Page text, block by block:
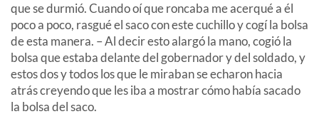
que se durmió. Cuando oí que roncaba me acerqué a él
poco a poco, rasgué el saco con este cuchillo y cogí la bolsa
de esta manera. – Al decir esto alargó la mano, cogió la
bolsa que estaba delante del gobernador y del soldado, y
estos dos y todos los que le miraban se echaron hacia
atrás creyendo que les iba a mostrar cómo había sacado
la bolsa del saco.